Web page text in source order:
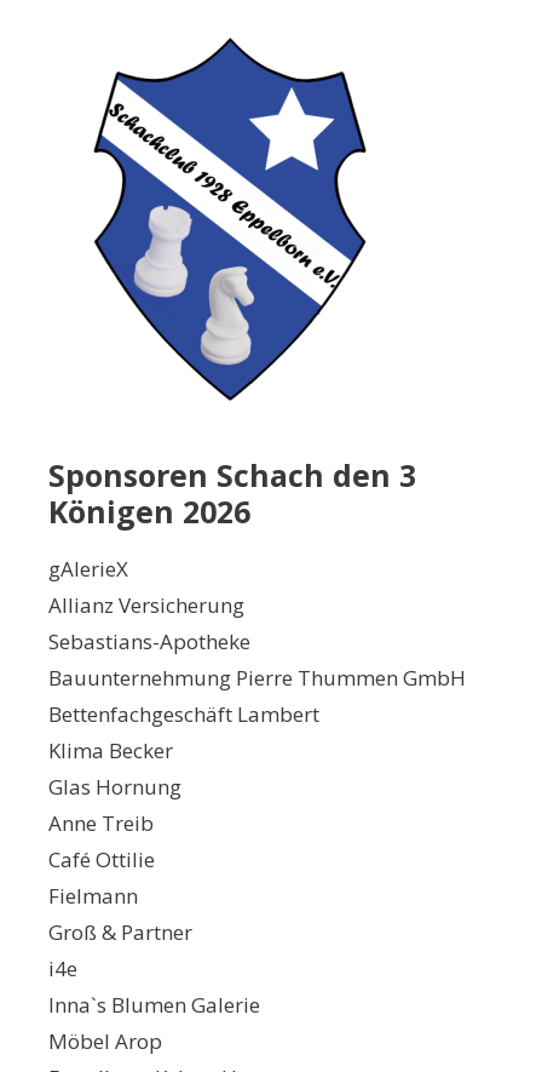
Sponsoren Schach den 3
Königen 2026
gAlerieX
Allianz Versicherung
Sebastians-Apotheke
Bauunternehmung Pierre Thummen GmbH
Bettenfachgeschäft Lambert
Klima Becker
Glas Hornung
Anne Treib
Café Ottilie
Fielmann
Groß & Partner
i4e
Inna`s Blumen Galerie
Möbel Arop